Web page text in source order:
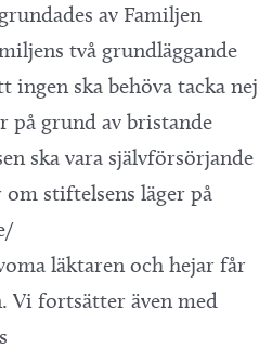
av Familjen
två grundläggande
ingen ska behöva tacka nej
grund av bristande
ska vara självförsörjande
om stiftelsens läger på
läktaren och hejar får
Vi fortsätter även med